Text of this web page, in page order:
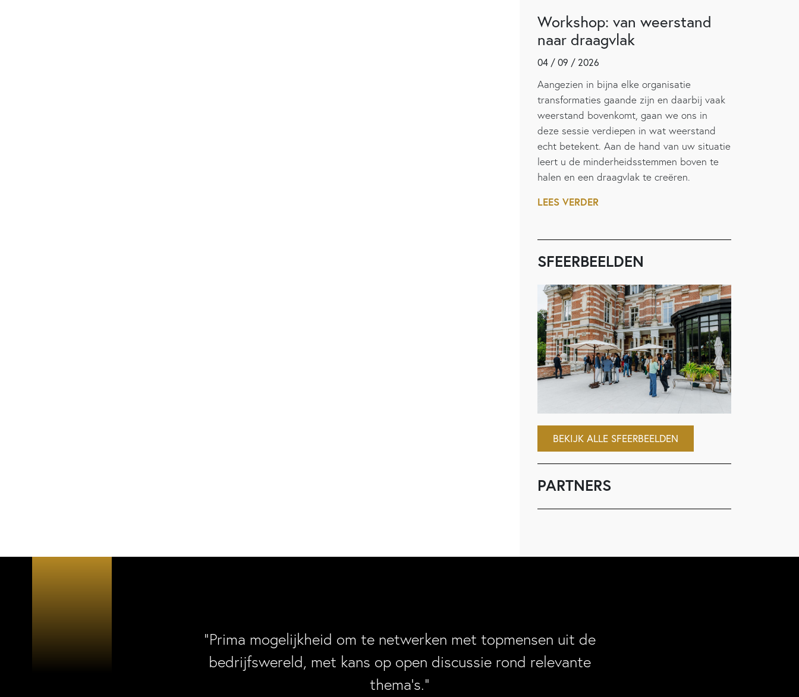
Workshop: van weerstand
naar draagvlak
04 / 09 / 2026
Aangezien in bijna elke organisatie
transformaties gaande zijn en daarbij vaak
weerstand bovenkomt, gaan we ons in
deze sessie verdiepen in wat weerstand
echt betekent. Aan de hand van uw situatie
leert u de minderheidsstemmen boven te
halen en een draagvlak te creëren.
LEES VERDER
SFEERBEELDEN
BEKIJK ALLE SFEERBEELDEN
PARTNERS
“Prima mogelijkheid om te netwerken met topmensen uit de
bedrijfswereld, met kans op open discussie rond relevante
thema’s.”